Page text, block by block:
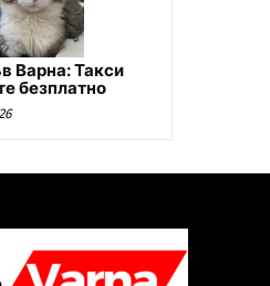
Варна: Такси
безплатно